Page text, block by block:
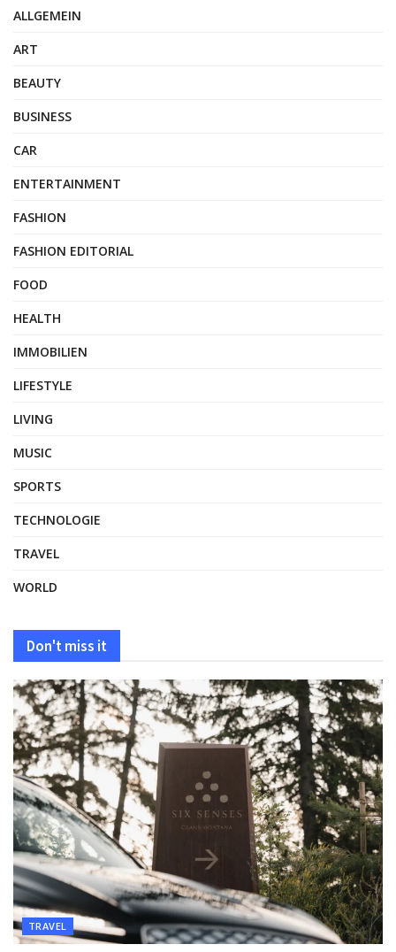
ALLGEMEIN
ART
BEAUTY
BUSINESS
CAR
ENTERTAINMENT
FASHION
FASHION EDITORIAL
FOOD
HEALTH
IMMOBILIEN
LIFESTYLE
LIVING
MUSIC
SPORTS
TECHNOLOGIE
TRAVEL
WORLD
Don't miss it
TRAVEL